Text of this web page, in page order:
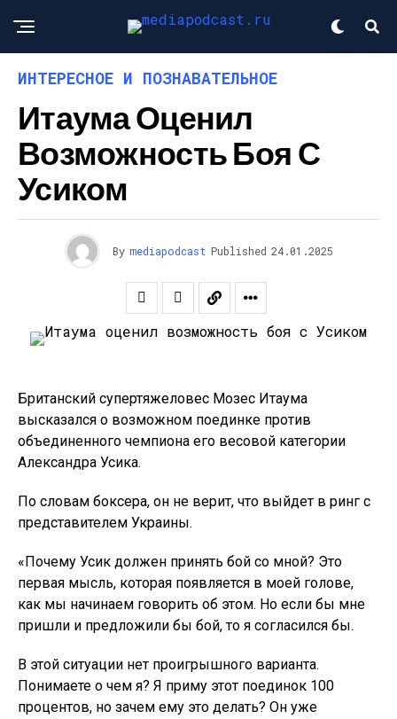
ИНТЕРЕСНОЕ И ПОЗНАВАТЕЛЬНОЕ
Итаума Оценил
Возможность Боя С
Усиком
By mediapodcast Published 24.01.2025
Британский супертяжеловес Мозес Итаума
высказался о возможном поединке против
объединенного чемпиона его весовой категории
Александра Усика.
По словам боксера, он не верит, что выйдет в ринг с
представителем Украины.
«Почему Усик должен принять бой со мной? Это
первая мысль, которая появляется в моей голове,
как мы начинаем говорить об этом. Но если бы мне
пришли и предложили бы бой, то я согласился бы.
В этой ситуации нет проигрышного варианта.
Понимаете о чем я? Я приму этот поединок 100
процентов, но зачем ему это делать? Он уже